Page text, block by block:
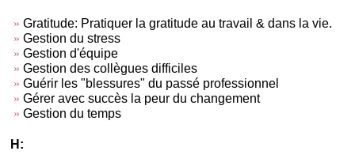
Gratitude: Pratiquer la gratitude au travail & dans la vie.
Gestion du stress
Gestion d'équipe
Gestion des collègues difficiles
Guérir les "blessures" du passé professionnel
Gérer avec succès la peur du changement
Gestion du temps
H: